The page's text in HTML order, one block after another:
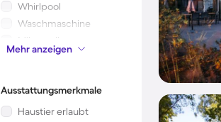
Whirlpool
Waschmaschine
Mikrowelle
Klimaanlage
Mehr anzeigen
Ausstattungsmerkmale
Haustier erlaubt